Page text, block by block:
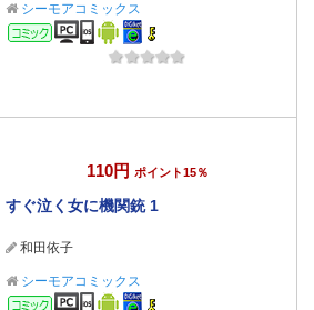
シーモアコミックス
コミック
110円 ポイント15％
すぐ泣く女に機関銃 1
和田依子
シーモアコミックス
コミック